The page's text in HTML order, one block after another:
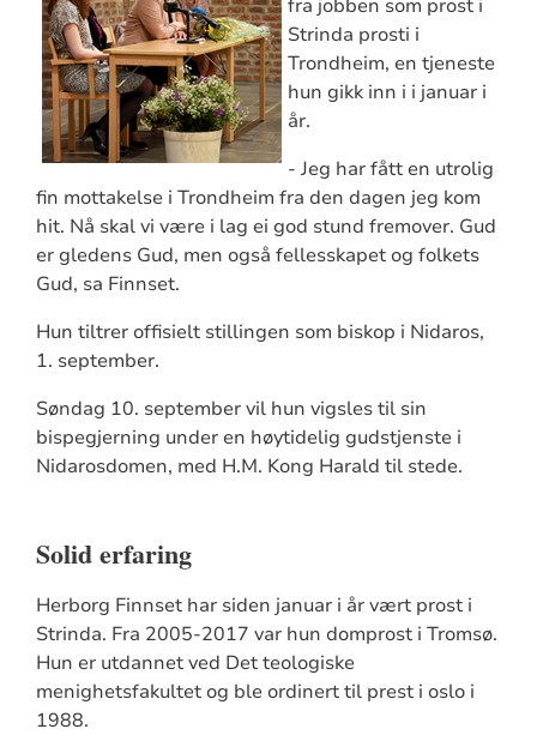
fra jobben som prost i
Strinda prosti i
Trondheim, en tjeneste
hun gikk inn i i januar i
år.
- Jeg har fått en utrolig
fin mottakelse i Trondheim fra den dagen jeg kom
hit. Nå skal vi være i lag ei god stund fremover. Gud
er gledens Gud, men også fellesskapet og folkets
Gud, sa Finnset.
Hun tiltrer offisielt stillingen som biskop i Nidaros,
1. september.
Søndag 10. september vil hun vigsles til sin
bispegjerning under en høytidelig gudstjenste i
Nidarosdomen, med H.M. Kong Harald til stede.
Solid erfaring
Herborg Finnset har siden januar i år vært prost i
Strinda. Fra 2005-2017 var hun domprost i Tromsø.
Hun er utdannet ved Det teologiske
menighetsfakultet og ble ordinert til prest i oslo i
1988.